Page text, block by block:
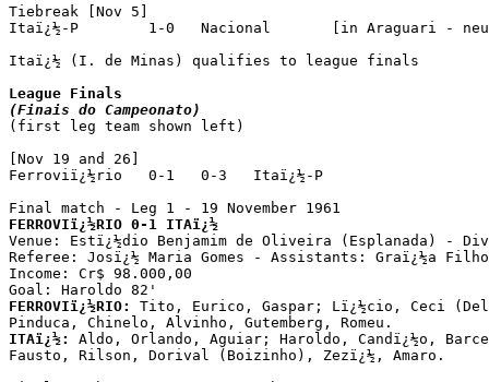
Tiebreak [Nov 5]
Itaï¿½-P        1-0   Nacional       [in Araguari -
Itaï¿½ (I. de Minas) qualifies to league finals
(Finais do Campeonato)
(first leg team shown left)
[Nov 19 and 26]
Ferroviï¿½rio   0-1   0-3   Itaï¿½-P
FERROVIï¿½RIO 0-1 ITAï¿½
Venue: Estï¿½dio Benjamim de Oliveira (Esplanada) -
Referee: Josï¿½ Maria Gomes - Assistants: Graï¿½a Filho,
Income: Cr$ 98.000,00
FERROVIï¿½RIO:
Tito, Eurico, Gaspar; Lï¿½cio, Ceci
ITAï¿½:
Aldo, Orlando, Aguiar; Haroldo, Candï¿½o,
Fausto, Rilson, Dorival (Boizinho), Zezï¿½, Amaro.